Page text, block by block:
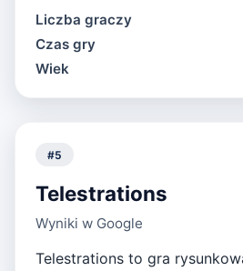
Liczba graczy
Czas gry
Wiek
#5
Telestrations
Wyniki w Google
Telestrations to gra